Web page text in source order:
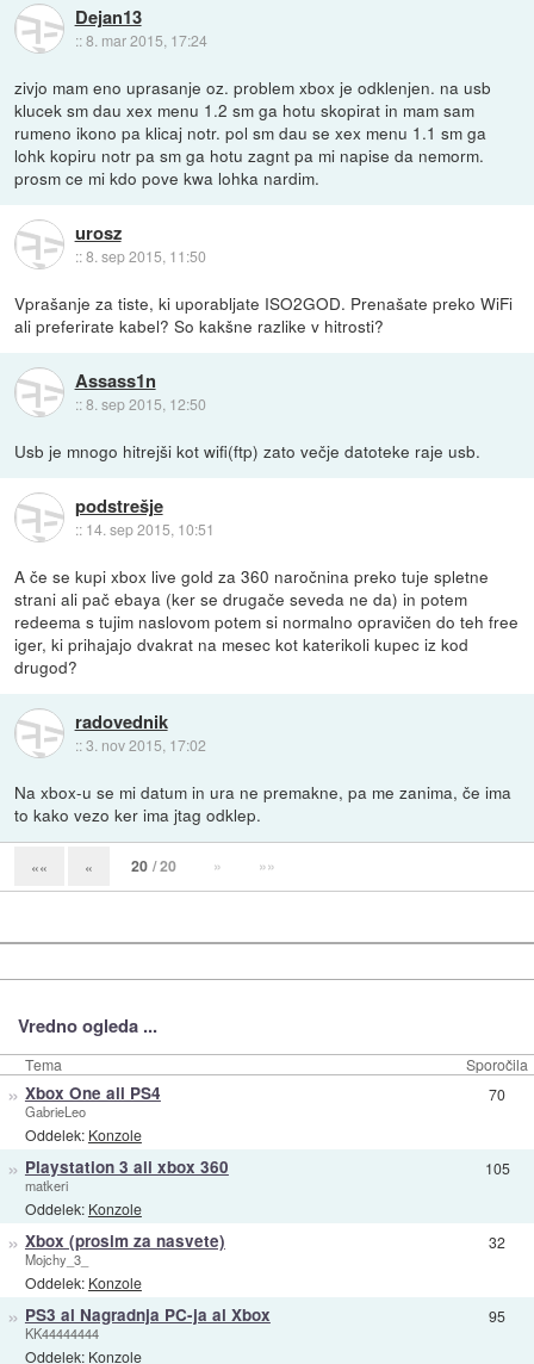
Dejan13
::8. mar 2015, 17:24
zivjo mam eno uprasanje oz. problem xbox je odklenjen. na usb
klucek sm dau xex menu 1.2 sm ga hotu skopirat in mam sam
rumeno ikono pa klicaj notr. pol sm dau se xex menu 1.1 sm ga
lohk kopiru notr pa sm ga hotu zagnt pa mi napise da nemorm.
prosm ce mi kdo pove kwa lohka nardim.
urosz
::8. sep 2015, 11:50
Vprašanje za tiste, ki uporabljate ISO2GOD. Prenašate preko WiFi
ali preferirate kabel? So kakšne razlike v hitrosti?
Assass1n
::8. sep 2015, 12:50
Usb je mnogo hitrejši kot wifi(ftp) zato večje datoteke raje usb.
podstrešje
:: 14. sep 2015, 10:51
A če se kupi xbox live gold za 360 naročnina preko tuje spletne
strani ali pač ebaya (ker se drugače seveda ne da) in potem
redeema s tujim naslovom potem si normalno opravičen do teh free
iger, ki prihajajo dvakrat na mesec kot katerikoli kupec iz kod
drugod?
radovednik
::3. nov 2015, 17:02
Na xbox-u se mi datum in ura ne premakne, pa me zanima, če ima
to kako vezo ker ima jtag odklep.
«« « 20 / 20 » »»
Vredno ogleda ...
Tema Sporočila
» Xbox One ali PS4
GabrieLeo
Oddelek: Konzole
70
» Playstation 3 ali xbox 360
matkeri
Oddelek: Konzole
105
» Xbox (prosim za nasvete)
Mojchy_3_
Oddelek: Konzole
32
» PS3 al Nagradnja PC-ja al Xbox
KK44444444
Oddelek: Konzole
95